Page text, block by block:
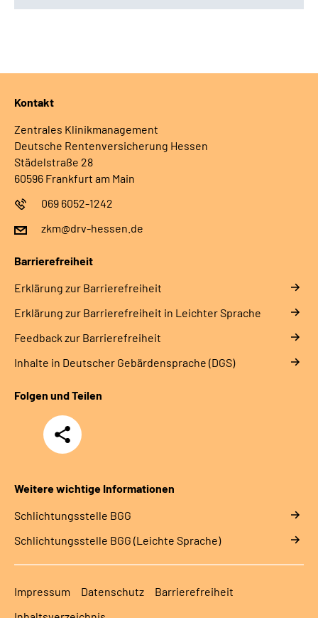
Kontakt
Zentrales Klinikmanagement
Deutsche Rentenversicherung Hessen
Städelstraße 28
60596 Frankfurt am Main
069 6052-1242
zkm@drv-hessen.de
Barrierefreiheit
Erklärung zur Barrierefreiheit
Erklärung zur Barrierefreiheit in Leichter Sprache
Feedback zur Barrierefreiheit
Inhalte in Deutscher Gebärdensprache (DGS)
Folgen und Teilen
Teilen
Weitere wichtige Informationen
Schlich­tungs­stel­le BGG
Schlich­tungs­stel­le BGG (Leichte Sprache)
Impressum Datenschutz
Barrierefreiheit